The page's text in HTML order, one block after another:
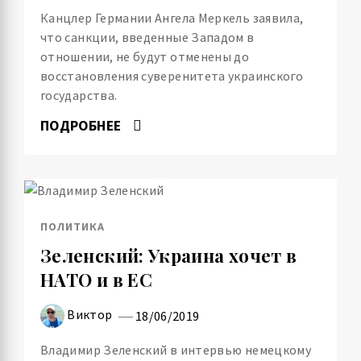
Канцлер Германии Ангела Меркель заявила,
что санкции, введенные Западом в
отношении, не будут отменены до
восстановления суверенитета украинского
государства.
ПОДРОБНЕЕ
ПОЛИТИКА
Зеленский: Украина хочет в
НАТО и в ЕС
Виктор 18/06/2019
Владимир Зеленский в интервью немецкому